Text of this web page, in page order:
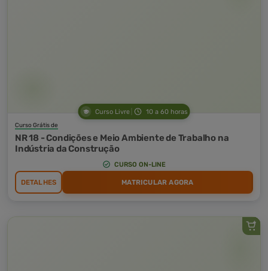
Curso Livre 10 a 60 horas
Curso Grátis de
NR 18 - Condições e Meio Ambiente de Trabalho na
Indústria da Construção
CURSO ON-LINE
DETALHES MATRICULAR AGORA